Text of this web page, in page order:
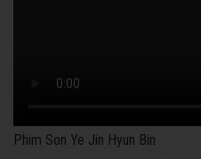
Phim Son Ye Jin Hyun Bin